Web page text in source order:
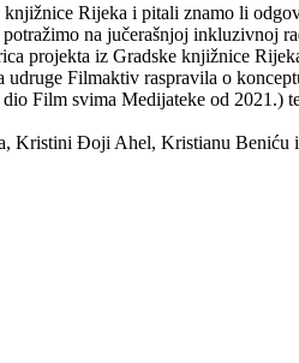
knjižnice Rijeka i pitali znamo li
na jučerašnjoj inkluzivnoj
projekta iz Gradske knjižnice
Filmaktiv raspravila o
Film svima Medijateke od 2021.)
Kristini Đoji Ahel, Kristianu Beniću